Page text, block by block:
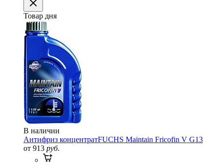
Товар дня
В наличии
Антифриз концентратFUCHS Maintain Fricofin V G13
от 913 руб.